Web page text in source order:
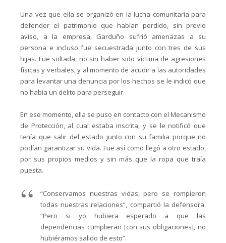
Una vez que ella se organizó en la lucha comunitaria para
defender el patrimonio que habían perdido, sin previo
aviso, a la empresa, Garduño sufrió amenazas a su
persona e incluso fue secuestrada junto con tres de sus
hijas. Fue soltada, no sin haber sido víctima de agresiones
físicas y verbales, y al momento de acudir a las autoridades
para levantar una denuncia por los hechos se le indicó que
no había un delito para perseguir.
En ese momento, ella se puso en contacto con el Mecanismo
de Protección, al cual estaba inscrita, y se le notificó que
tenía que salir del estado junto con su familia porque no
podían garantizar su vida. Fue así como llegó a otro estado,
por sus propios medios y sin más que la ropa que traía
puesta.
“Conservamos nuestras vidas, pero se rompieron
todas nuestras relaciones”, compartió la defensora.
“Pero si yo hubiera esperado a que las
dependencias cumplieran [con sus obligaciones], no
hubiéramos salido de esto”.